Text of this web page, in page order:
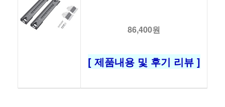
86,400원
[ 제품내용 및 후기 리뷰 ]